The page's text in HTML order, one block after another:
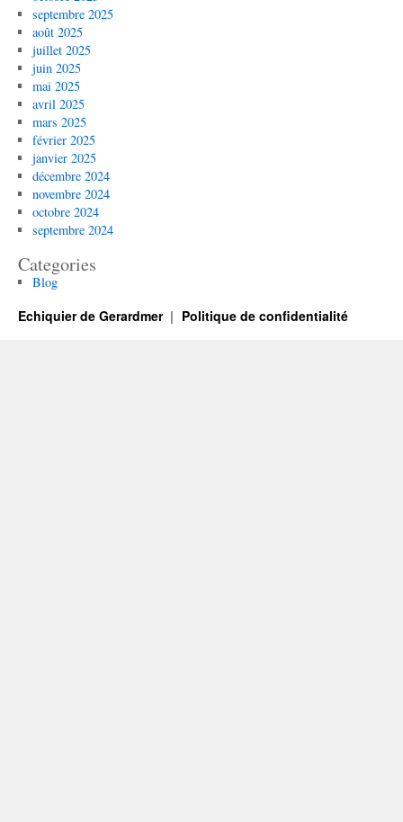
septembre 2025
août 2025
juillet 2025
juin 2025
mai 2025
avril 2025
mars 2025
février 2025
janvier 2025
décembre 2024
novembre 2024
octobre 2024
septembre 2024
Categories
Blog
Echiquier de Gerardmer Politique de confidentialité